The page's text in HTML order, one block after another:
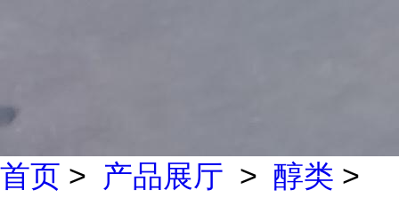
首页 > 产品展厅 > 醇类 >